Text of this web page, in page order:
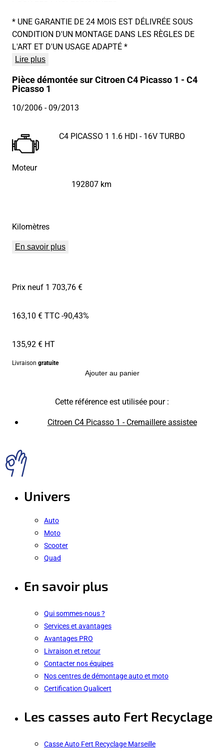
* UNE GARANTIE DE 24 MOIS EST DÉLIVRÉE SOUS
CONDITION D'UN MONTAGE DANS LES RÈGLES DE
L'ART ET D'UN USAGE ADAPTÉ *
Lire plus
Pièce démontée sur Citroen C4 Picasso 1 - C4
Picasso 1
10/2006- 09/2013
Moteur
C4 PICASSO 1 1.6 HDI - 16V TURBO
Kilomètres
192807 km
En savoir plus
Prix neuf 1 703,76 €
163,10 € TTC-90,43%
135,92 € HT
Livraison gratuite
Ajouter au panier
Cette référence est utilisée pour :
Citroen C4 Picasso 1 - Cremaillere assistee
Univers
Auto
Moto
Scooter
Quad
En savoir plus
Qui sommes-nous ?
Services et avantages
Avantages PRO
Livraison et retour
Contacter nos équipes
Nos centres de démontage auto et moto
Certification Qualicert
Les casses auto Fert Recyclage
Casse Auto Fert Recyclage Marseille